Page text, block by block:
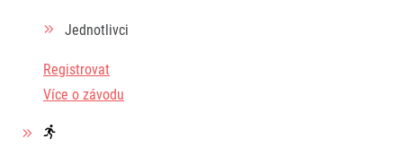
Jednotlivci
Registrovat
Více o závodu